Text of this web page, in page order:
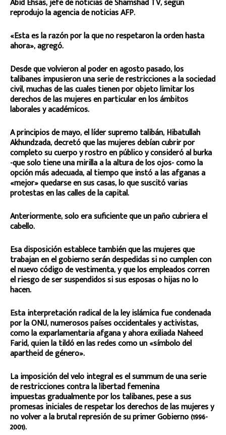
Abid Ehsas, jefe de noticias de Shamshad TV, según
reprodujo la agencia de noticias AFP.
«Esta es la razón por la que no respetaron la orden hasta
ahora», agregó.
Desde que volvieron al poder en agosto pasado, los
talibanes impusieron una serie de restricciones a la sociedad
civil, muchas de las cuales tienen por objeto limitar los
derechos de las mujeres en particular en los ámbitos
laborales y académicos.
A principios de mayo, el líder supremo talibán, Hibatullah
Akhundzada, decretó que las mujeres debían cubrir por
completo su cuerpo y rostro en público y consideró al burka
-que solo tiene una mirilla a la altura de los ojos- como la
opción más adecuada, al tiempo que instó a las afganas a
«mejor» quedarse en sus casas, lo que suscitó varias
protestas en las calles de la capital.
Anteriormente, solo era suficiente que un paño cubriera el
cabello.
Esa disposición establece también que las mujeres que
trabajan en el gobierno serán despedidas si no cumplen con
el nuevo código de vestimenta, y que los empleados corren
el riesgo de ser suspendidos si sus esposas o hijas no lo
hacen.
Esta interpretación radical de la ley islámica fue condenada
por la ONU, numerosos países occidentales y activistas,
como la exparlamentaria afgana y ahora exiliada Naheed
Farid, quien la tildó en las redes como un «símbolo del
apartheid de género».
La imposición del velo integral es el summum de una serie
de restricciones contra la libertad femenina
impuestas gradualmente por los talibanes, pese a sus
promesas iniciales de respetar los derechos de las mujeres y
no volver a la brutal represión de su primer Gobierno (1996-
2001).